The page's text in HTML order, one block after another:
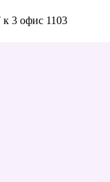
3 офис 1103